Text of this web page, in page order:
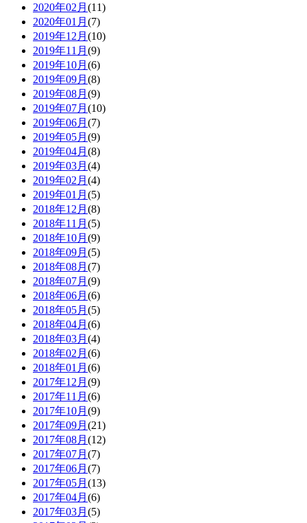
2020年02月 (11)
2020年01月 (7)
2019年12月 (10)
2019年11月 (9)
2019年10月 (6)
2019年09月 (8)
2019年08月 (9)
2019年07月 (10)
2019年06月 (7)
2019年05月 (9)
2019年04月 (8)
2019年03月 (4)
2019年02月 (4)
2019年01月 (5)
2018年12月 (8)
2018年11月 (5)
2018年10月 (9)
2018年09月 (5)
2018年08月 (7)
2018年07月 (9)
2018年06月 (6)
2018年05月 (5)
2018年04月 (6)
2018年03月 (4)
2018年02月 (6)
2018年01月 (6)
2017年12月 (9)
2017年11月 (6)
2017年10月 (9)
2017年09月 (21)
2017年08月 (12)
2017年07月 (7)
2017年06月 (7)
2017年05月 (13)
2017年04月 (6)
2017年03月 (5)